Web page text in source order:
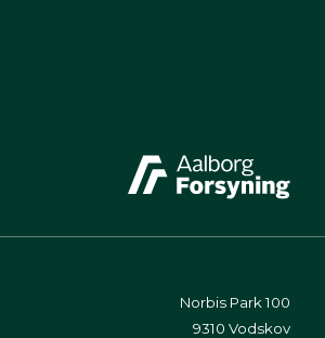
Norbis Park 100
9310 Vodskov